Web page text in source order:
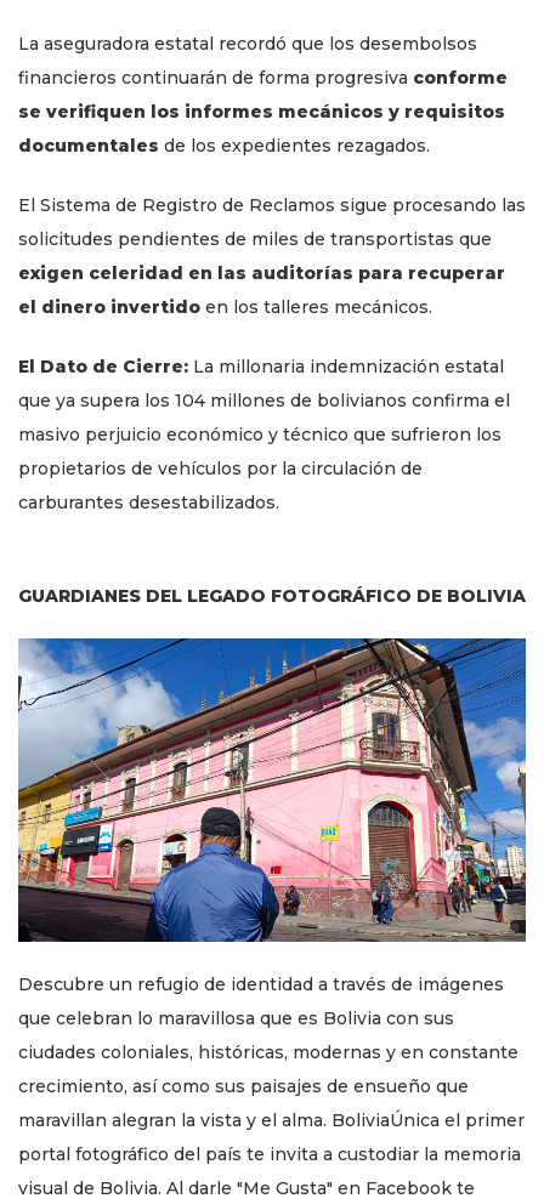
La aseguradora estatal recordó que los desembolsos
financieros continuarán de forma progresiva conforme
se verifiquen los informes mecánicos y requisitos
documentales de los expedientes rezagados.
El Sistema de Registro de Reclamos sigue procesando las
solicitudes pendientes de miles de transportistas que
exigen celeridad en las auditorías para recuperar
el dinero invertido en los talleres mecánicos.
El Dato de Cierre: La millonaria indemnización estatal
que ya supera los 104 millones de bolivianos confirma el
masivo perjuicio económico y técnico que sufrieron los
propietarios de vehículos por la circulación de
carburantes desestabilizados.
GUARDIANES DEL LEGADO FOTOGRÁFICO DE BOLIVIA
Descubre un refugio de identidad a través de imágenes
que celebran lo maravillosa que es Bolivia con sus
ciudades coloniales, históricas, modernas y en constante
crecimiento, así como sus paisajes de ensueño que
maravillan alegran la vista y el alma. BoliviaÚnica el primer
portal fotográfico del país te invita a custodiar la memoria
visual de Bolivia. Al darle "Me Gusta" en Facebook te